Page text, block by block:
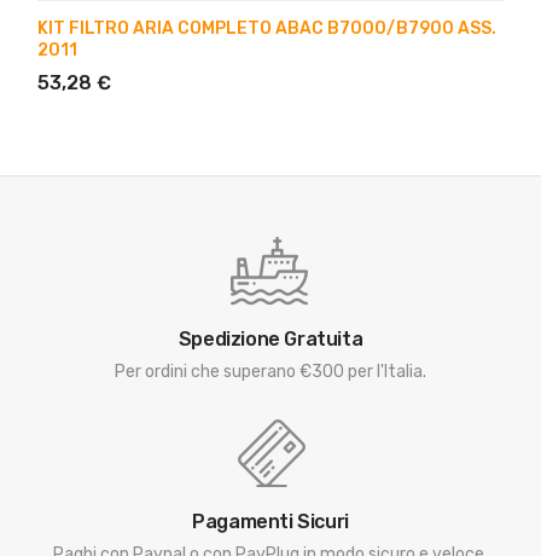
KIT FILTRO ARIA COMPLETO ABAC B7000/B7900 ASS.
2011
53,28 €
Spedizione Gratuita
Per ordini che superano €300 per l'Italia.
Pagamenti Sicuri